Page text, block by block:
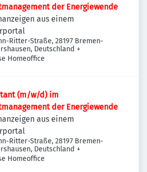
der Energiewende
aus einem
Ritter-Straße, 28197 Bremen-
Deutschland +
Homeoffice
(m/w/d) im
der Energiewende
aus einem
Ritter-Straße, 28197 Bremen-
Deutschland +
Homeoffice